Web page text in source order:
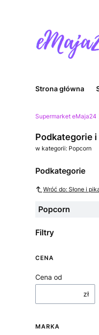
Strona główna
Supermarket eMaja24
Podkategorie
w kategorii: Popcorn
Podkategorie
Wróć do: Słone i
Popcorn
Filtry
CENA
Cena od
zł
MARKA